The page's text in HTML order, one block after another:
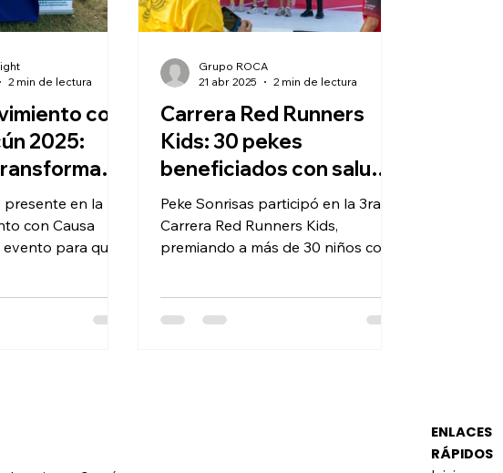
con
2025:
presente en la
con Causa
para que
2 min de lectura
Carrera Red Runners
Kids: 30 pekes
beneficiados con salud
dental
Peke Sonrisas participó en la 3ra
Carrera Red Runners Kids,
premiando a más de 30 niños con
peke con sonrisas y deporte.
Grupo ROCA
21 abr 2025
2 min de lectura
ENLACES
RÁPIDOS